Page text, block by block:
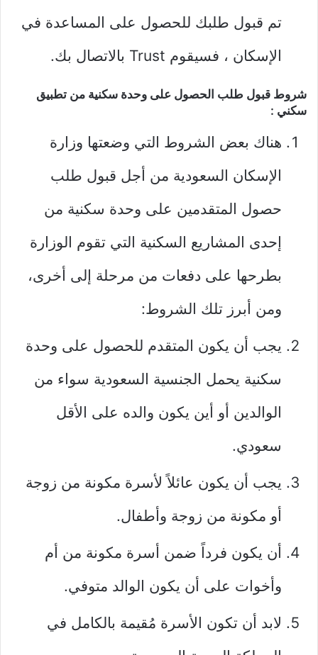
تم قبول طلبك للحصول على المساعدة في
الإسكان ، فسيقوم Trust بالاتصال بك.
شروط قبول طلب الحصول على وحدة سكنية من تطبيق
سكني :
هناك بعض الشروط التي وضعتها وزارة
الإسكان السعودية من أجل قبول طلب
حصول المتقدمين على وحدة سكنية من
إحدى المشاريع السكنية التي تقوم الوزارة
بطرحها على دفعات من مرحلة إلى أخرى،
ومن أبرز تلك الشروط:
يجب أن يكون المتقدم للحصول على وحدة
سكنية يحمل الجنسية السعودية سواء من
الوالدين أو أين يكون والده على الأقل
سعودي.
يجب أن يكون عائلاً لأسرة مكونة من زوجة
أو مكونة من زوجة وأطفال.
أن يكون فرداً ضمن أسرة مكونة من أم
وأخوات على أن يكون الوالد متوفي.
لابد أن تكون الأسرة مُقيمة بالكامل في